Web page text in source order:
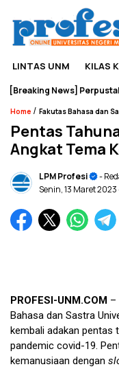
LINTAS UNM KILAS
News]
Home / Fakutas Bahasa dan
Pentas
Angkat Tema
LPM Profesi
-
Senin, 13 Maret 2023
PROFESI-UNM.COM –
Bahasa dan Sastra
kembali adakan pentas
pandemic covid-19.
kemanusiaan dengan